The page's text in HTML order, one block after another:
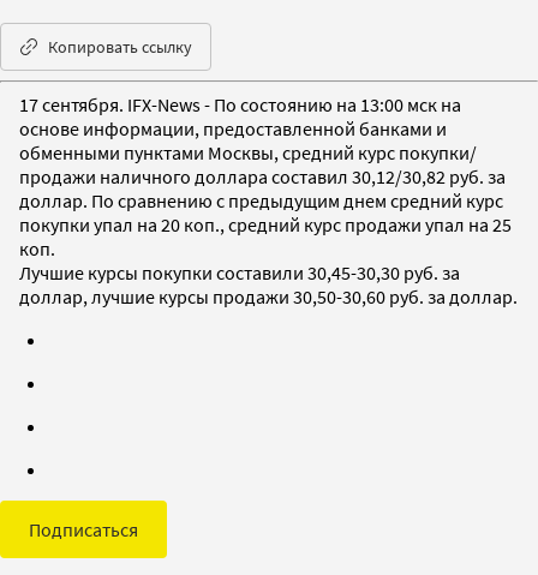
Копировать ссылку
17 сентября. IFX-News - По состоянию на 13:00 мск на
основе информации, предоставленной банками и
обменными пунктами Москвы, средний курс покупки/
продажи наличного доллара составил 30,12/30,82 руб. за
доллар. По сравнению с предыдущим днем средний курс
покупки упал на 20 коп., средний курс продажи упал на 25
коп.
Лучшие курсы покупки составили 30,45-30,30 руб. за
доллар, лучшие курсы продажи 30,50-30,60 руб. за доллар.
Подписаться